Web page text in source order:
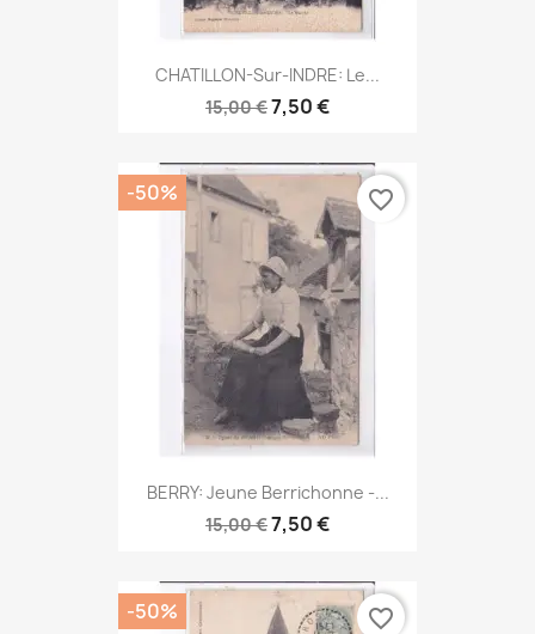
CHATILLON-Sur-INDRE: Le...
15,00 €7,50 €
BERRY: Jeune Berrichonne -...
15,00 €7,50 €
-50% favorite_border
-50% favorite_border